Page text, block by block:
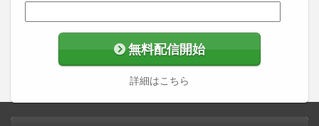
無料配信開始
詳細はこちら